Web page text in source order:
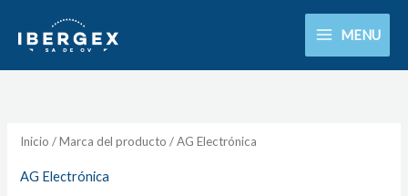
MENU
Inicio / Marca del producto / AG Electrónica
AG Electrónica